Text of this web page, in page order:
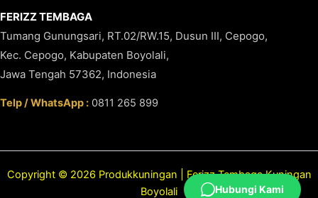
FERIZZ TEMBAGA
Tumang Gunungsari, RT.02/RW.15, Dusun III, Cepogo,
Kec. Cepogo, Kabupaten Boyolali,
Jawa Tengah 57362, Indonesia
Telp / WhatsApp : 0811 265 899
Copyright © 2026 Produkkuningan | Ferizz Tembaga Kuningan
Boyolali
Hubungi Kami